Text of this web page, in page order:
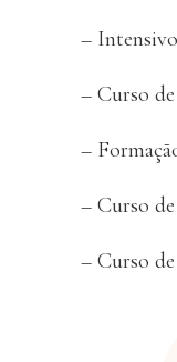
–
– Curso
–
– Curso
– Curso